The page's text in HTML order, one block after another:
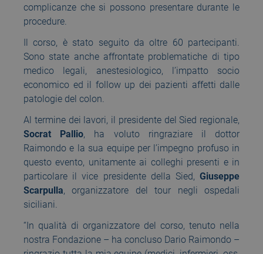
complicanze che si possono presentare durante le
procedure.
Il corso, è stato seguito da oltre 60 partecipanti.
Sono state anche affrontate problematiche di tipo
medico legali, anestesiologico, l’impatto socio
economico ed il follow up dei pazienti affetti dalle
patologie del colon.
Al termine dei lavori, il presidente del Sied regionale,
Socrat Pallio, ha voluto ringraziare il dottor
Raimondo e la sua equipe per l’impegno profuso in
questo evento, unitamente ai colleghi presenti e in
particolare il vice presidente della Sied, Giuseppe
Scarpulla, organizzatore del tour negli ospedali
siciliani.
“In qualità di organizzatore del corso, tenuto nella
nostra Fondazione – ha concluso Dario Raimondo –